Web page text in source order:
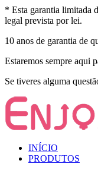
* Esta garantia limitada
legal prevista por lei.
10 anos de garantia de
Estaremos sempre aqui
Se tiveres alguma
INÍCIO
PRODUTOS